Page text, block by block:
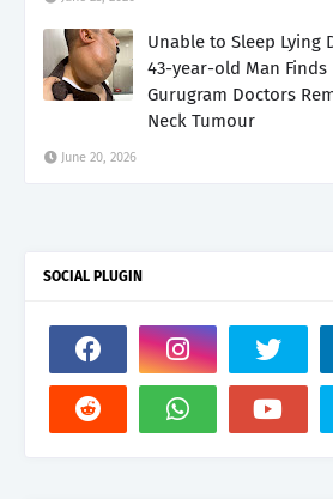
Unable to Sleep Lying
43-year-old Man
Gurugram Doctors
Neck Tumour
June 20, 2026
SOCIAL PLUGIN